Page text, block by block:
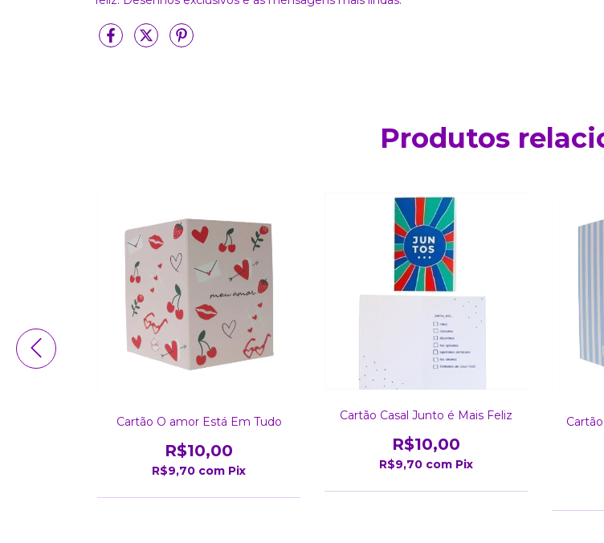
Produtos
Cartão O amor Está Em Tudo
R$10,00
R$9,70 com Pix
Cartão Casal Junto é Mais Feliz
R$10,00
R$9,70 com Pix